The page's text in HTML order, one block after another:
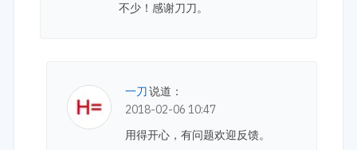
不少！感谢刀刀。
一刀说道：
2018-02-06 10:47
用得开心，有问题欢迎反馈。